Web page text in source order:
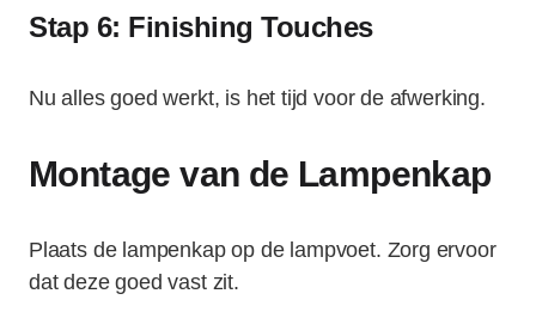
Stap 6: Finishing Touches
Nu alles goed werkt, is het tijd voor de afwerking.
Montage van de Lampenkap
Plaats de lampenkap op de lampvoet. Zorg ervoor
dat deze goed vast zit.